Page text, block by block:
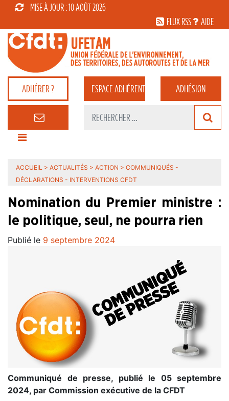
MISE À JOUR : 10 AOÛT 2026
FLUX RSS
AIDE
ADHÉRER ? ESPACEADHÉRENT ADHÉSION
ACCUEIL > ACTUALITÉS > ACTION > COMMUNIQUÉS -
DÉCLARATIONS - INTERVENTIONS CFDT
Nomination du Premier ministre :
le politique, seul, ne pourra rien
Publié le 9 septembre 2024
Communiqué de presse, publié le 05 septembre
2024, par Commission exécutive de la CFDT